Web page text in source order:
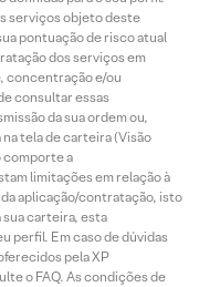
serviços objeto deste
pontuação de risco atual
dos serviços em
concentração e/ou
consultar essas
da sua ordem ou,
tela de carteira (Visão
comporte a
limitações em relação à
aplicação/contratação, isto
sua carteira, esta
perfil. Em caso de dúvidas
pela XP
o FAQ. As condições de